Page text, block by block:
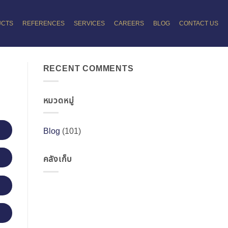
REFERENCES SERVICES CAREERS BLOG CONTACT US
RECENT COMMENTS
หมวดหมู่
Blog (101)
คลังเก็บ